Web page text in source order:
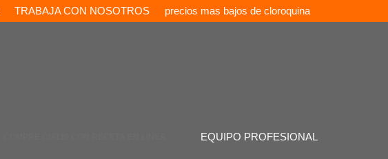
TRABAJA CON NOSOTROS precios mas bajos de cloroquina
EQUIPO PROFESIONAL